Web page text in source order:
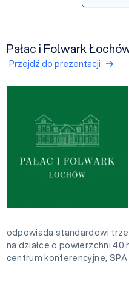
Pałac i Folwark
Przejdź do prezentacji
odpowiada standardowi
na działce o powierzchni
centrum konferencyjne,